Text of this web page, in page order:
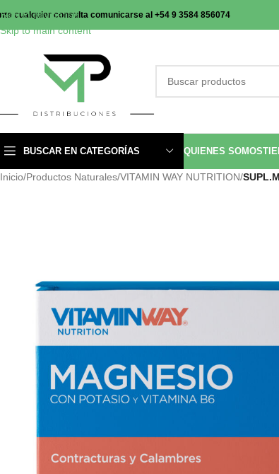
Skip to navigation
Skip to main content
cualquier consulta comunicarse al +54 9 3584 856074
BUSCAR EN CATEGORÍAS QUIENES SOMOS
Inicio/Productos Naturales/VITAMIN WAY NUTRITION/